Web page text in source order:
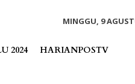
MINGGU, 9
2024 HARIANPOSTV